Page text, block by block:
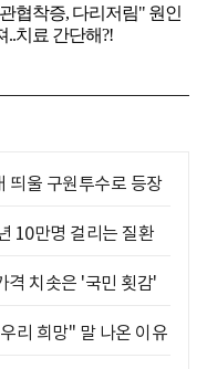
울 구원투수로 등장
10만명 걸리는 질환
치솟은 '국민 횟감'
리 희망" 말 나온 이유